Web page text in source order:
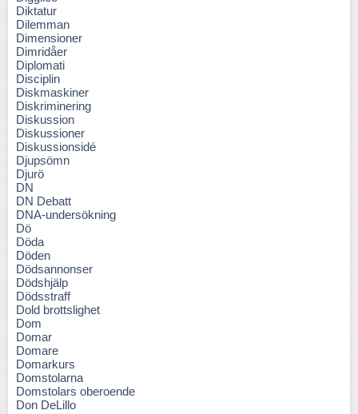
Diktatur
Dilemman
Dimensioner
Dimridåer
Diplomati
Disciplin
Diskmaskiner
Diskriminering
Diskussion
Diskussioner
Diskussionsidé
Djupsömn
Djurö
DN
DN Debatt
DNA-undersökning
Dö
Döda
Döden
Dödsannonser
Dödshjälp
Dödsstraff
Dold brottslighet
Dom
Domar
Domare
Domarkurs
Domstolarna
Domstolars oberoende
Don DeLillo